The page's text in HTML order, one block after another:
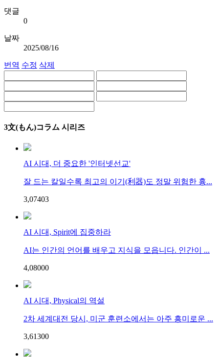
댓글
0
날짜
2025/08/16
번역 수정 삭제
3文(もん)コラム 시리즈
AI 시대, 더 중요한 '인터넷선교'
잘 드는 칼일수록 최고의 이기(利器)도 정말 위험한 흉...
3,07403
AI 시대, Spirit에 집중하라
AI는 인간의 언어를 배우고 지식을 모읍니다. 인간이 ...
4,08000
AI 시대, Physical의 역설
2차 세계대전 당시, 미군 훈련소에서는 아주 흥미로운 ...
3,61300